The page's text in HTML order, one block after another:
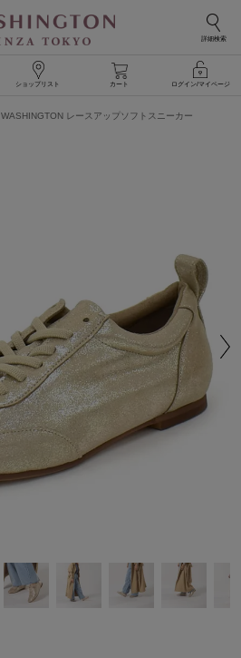
詳細検索
ショップリスト カート ログイン/マイページ
WASHINGTON レースアップソフトスニーカー